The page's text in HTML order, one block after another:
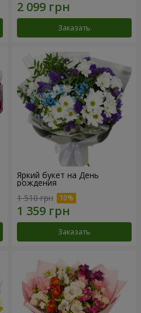
Заказать
Яркий букет на День
рождения
1 510 грн
Заказать